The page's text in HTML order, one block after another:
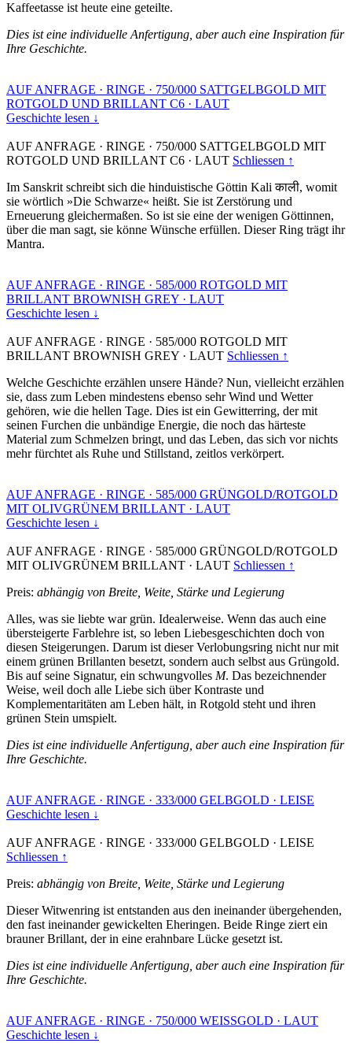
Kaffeetasse ist heute eine geteilte.
Dies ist eine individuelle Anfertigung, aber auch eine Inspiration für
Ihre Geschichte.
AUF ANFRAGE · RINGE · 750/000 SATTGELBGOLD MIT
ROTGOLD UND BRILLANT C6 · LAUT
Geschichte lesen ↓
AUF ANFRAGE · RINGE · 750/000 SATTGELBGOLD MIT
ROTGOLD UND BRILLANT C6 · LAUT Schliessen ↑
Im Sanskrit schreibt sich die hinduistische Göttin Kali काली, womit
sie wörtlich »Die Schwarze« heißt. Sie ist Zerstörung und
Erneuerung gleichermaßen. So ist sie eine der wenigen Göttinnen,
über die man sagt, sie könne Wünsche erfüllen. Dieser Ring trägt ihr
Mantra.
AUF ANFRAGE · RINGE · 585/000 ROTGOLD MIT
BRILLANT BROWNISH GREY · LAUT
Geschichte lesen ↓
AUF ANFRAGE · RINGE · 585/000 ROTGOLD MIT
BRILLANT BROWNISH GREY · LAUT Schliessen ↑
Welche Geschichte erzählen unsere Hände? Nun, vielleicht erzählen
sie, dass zum Leben mindestens ebenso sehr Wind und Wetter
gehören, wie die hellen Tage. Dies ist ein Gewitterring, der mit
seinen Furchen die unbändige Energie, die noch das härteste
Material zum Schmelzen bringt, und das Leben, das sich vor nichts
mehr fürchtet als Ruhe und Stillstand, zeitlos verkörpert.
AUF ANFRAGE · RINGE · 585/000 GRÜNGOLD/ROTGOLD
MIT OLIVGRÜNEM BRILLANT · LAUT
Geschichte lesen ↓
AUF ANFRAGE · RINGE · 585/000 GRÜNGOLD/ROTGOLD
MIT OLIVGRÜNEM BRILLANT · LAUT Schliessen ↑
Preis: abhängig von Breite, Weite, Stärke und Legierung
Alles, was sie liebte war grün. Idealerweise. Wenn das auch eine
übersteigerte Farblehre ist, so leben Liebesgeschichten doch von
diesen Steigerungen. Darum ist dieser Verlobungsring nicht nur mit
einem grünen Brillanten besetzt, sondern auch selbst aus Grüngold.
Bis auf seine Signatur, ein schwungvolles M. Das bezeichnender
Weise, weil doch alle Liebe sich über Kontraste und
Komplementaritäten am Leben hält, in Rotgold steht und ihren
grünen Stein umspielt.
Dies ist eine individuelle Anfertigung, aber auch eine Inspiration für
Ihre Geschichte.
AUF ANFRAGE · RINGE · 333/000 GELBGOLD · LEISE
Geschichte lesen ↓
AUF ANFRAGE · RINGE · 333/000 GELBGOLD · LEISE
Schliessen ↑
Preis: abhängig von Breite, Weite, Stärke und Legierung
Dieser Witwenring ist entstanden aus den ineinander übergehenden,
den fast ineinander gewickelten Eheringen. Beide Ringe ziert ein
brauner Brillant, der in eine erahnbare Lücke gesetzt ist.
Dies ist eine individuelle Anfertigung, aber auch eine Inspiration für
Ihre Geschichte.
AUF ANFRAGE · RINGE · 750/000 WEISSGOLD · LAUT
Geschichte lesen ↓